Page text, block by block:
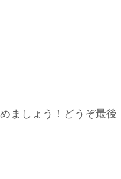
ましょう！どうぞ最後